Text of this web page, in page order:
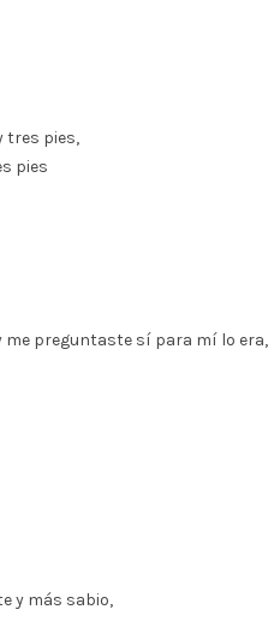
tres pies,
pies
me preguntaste sí para mí lo era,
y más sabio,